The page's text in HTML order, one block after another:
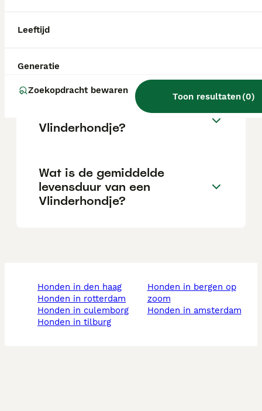
Leeftijd
Generatie
Zoekopdracht bewaren
Toon resultaten(0)
Vlinderhondje puppy?
Wat is het karakter van een
Vlinderhondje?
Wat is de gemiddelde
levensduur van een
Vlinderhondje?
honden in den haag
honden in rotterdam
honden in culemborg
honden in tilburg
honden in bergen op
zoom
honden in amsterdam